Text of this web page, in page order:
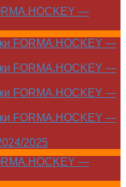
—
FORMA.HOCKEY —
FORMA.HOCKEY —
FORMA.HOCKEY —
FORMA.HOCKEY —
2025
—